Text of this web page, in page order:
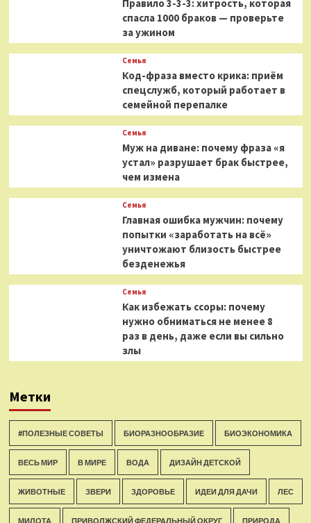
Правило 3-3-3: хитрость, которая
спасла 1000 браков — проверьте
за ужином
Семья
Код-фраза вместо крика: приём
спецслужб, который работает в
семейной перепалке
Семья
Муж на диване: почему фраза «я
устал» разрушает брак быстрее,
чем измена
Семья
Главная ошибка мужчин: почему
попытки «заработать на всё»
уничтожают близость быстрее
безденежья
Семья
Как избежать ссоры: почему
нужно обниматься не менее 8
раз в день, даже если вы сильно
злы
Метки
#ПОЛЕЗНЫЕ СОВЕТЫ БИОРАЗНООБРАЗИЕ БИОЭКОНОМИКА
ВЕСЬ МИР В МИРЕ ВОДА ДИЗАЙН ДЕТСКОЙ
ЖИВОТНЫЕ ЗВЕРИ ЗДОРОВЬЕ ИДЕИ ДЛЯ ДАЧИ ЛЕС
МИЛОТА ПРИВОЛЖСКИЙ ФЕДЕРАЛЬНЫЙ ОКРУГ ПРИРОДА